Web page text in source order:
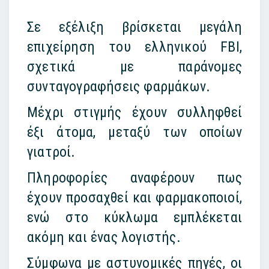
Σε εξέλιξη βρίσκεται μεγάλη
επιχείρηση του ελληνικού FBI,
σχετικά με παράνομες
συνταγογραφήσεις φαρμάκων.
Μέχρι στιγμής έχουν συλληφθεί
έξι άτομα, μεταξύ των οποίων
γιατροί.
Πληροφορίες αναφέρουν πως
έχουν προσαχθεί και φαρμακοποιοί,
ενώ στο κύκλωμα εμπλέκεται
ακόμη και ένας λογιστής.
Σύμφωνα με αστυνομικές πηγές, οι